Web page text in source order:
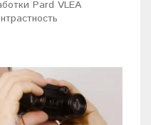
Pard VLEA